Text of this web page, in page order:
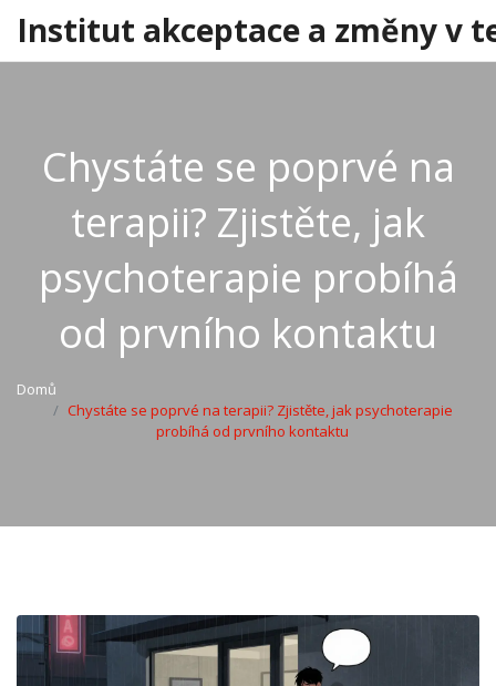
Institut akceptace a změny v
Chystáte se poprvé na
terapii? Zjistěte, jak
psychoterapie probíhá
od prvního kontaktu
Domů
Chystáte se poprvé na terapii? Zjistěte, jak psychoterapie
probíhá od prvního kontaktu